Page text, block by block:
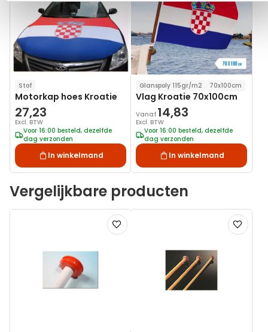
Stof
Motorkap hoes Kroatie
27,23
Excl. BTW
Voor 16:00 besteld, dezelfde
dag verzonden
In winkelmand
Glanspoly 115gr/m2 70x100cm
Vlag Kroatie 70x100cm
Vanaf 14,83
Excl. BTW
Voor 16:00 besteld, dezelfde
dag verzonden
In winkelmand
Vergelijkbare producten
Voeg
toe
Voeg
toe